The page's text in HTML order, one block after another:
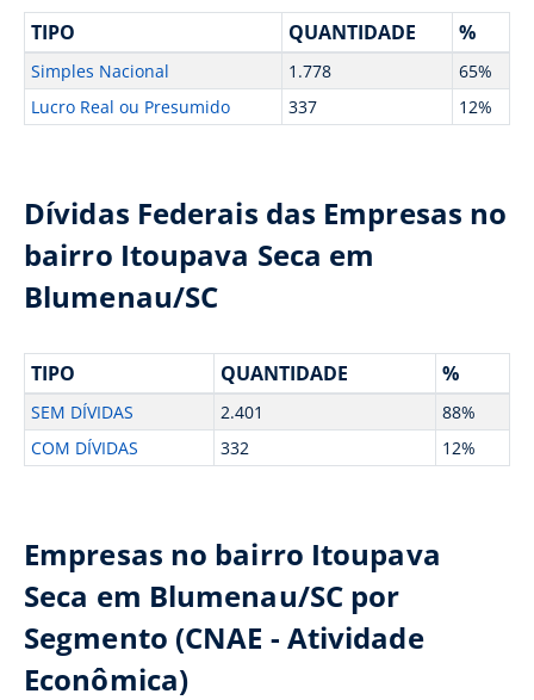
TIPO QUANTIDADE %
Simples Nacional 1.778
65%
Lucro Real ou Presumido
337 12%
Dívidas Federais das Empresas no
bairro Itoupava Seca em
Blumenau/SC
TIPO QUANTIDADE %
SEM DÍVIDAS 2.401
88%
COM DÍVIDAS
332 12%
Empresas no bairro Itoupava
Seca em Blumenau/SC por
Segmento (CNAE - Atividade
Econômica)